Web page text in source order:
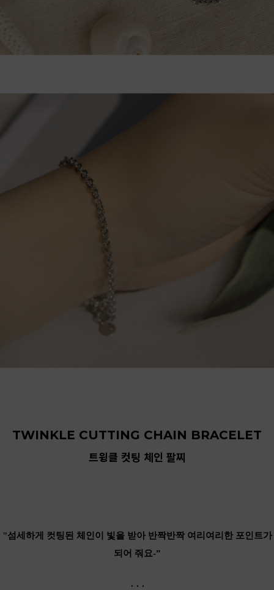
TWINKLE CUTTING CHAIN BRACELET
트윙클 컷팅 체인 팔찌
"섬세하게 컷팅된 체인이 빛을 받아 반짝반짝 여리여리한 포인트가
되어 줘요-”
. . .